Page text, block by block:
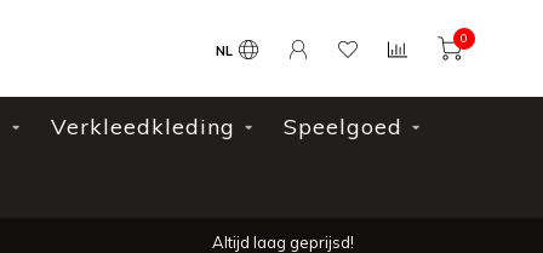
NL
0
Verkleedkleding Speelgoed
Altijd laag geprijsd!